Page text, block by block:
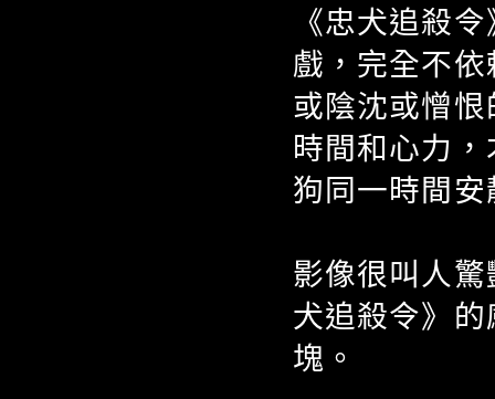
《忠犬追殺
戲，完全不
或陰沈或憎
時間和心力
狗同一時間
影像很叫人
犬追殺令》
塊。